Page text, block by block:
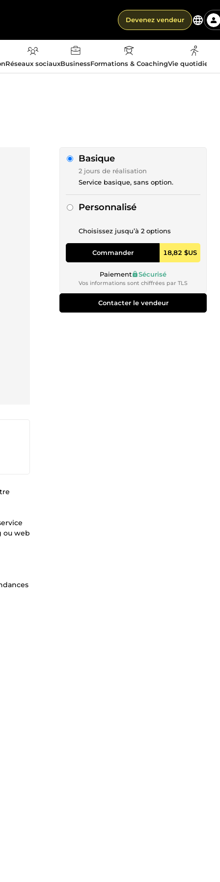
Devenez vendeur
Réseaux sociauxBusinessFormations & CoachingVie
ou web
Basique
2 jours de réalisation
Service basique, sans option.
Personnalisé
Choisissez jusqu’à 2 options
Commander 18,82 $US
Paiement Sécurisé
Vos informations sont chiffrées par TLS
Contacter le vendeur